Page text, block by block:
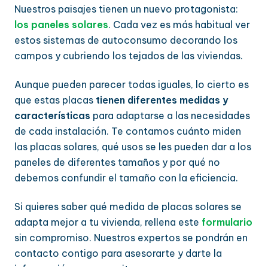
Nuestros paisajes tienen un nuevo protagonista:
los paneles solares. Cada vez es más habitual ver
estos sistemas de autoconsumo decorando los
campos y cubriendo los tejados de las viviendas.
Aunque pueden parecer todas iguales, lo cierto es
que estas placas tienen diferentes medidas y
características para adaptarse a las necesidades
de cada instalación. Te contamos cuánto miden
las placas solares, qué usos se les pueden dar a los
paneles de diferentes tamaños y por qué no
debemos confundir el tamaño con la eficiencia.
Si quieres saber qué medida de placas solares se
adapta mejor a tu vivienda, rellena este formulario
sin compromiso. Nuestros expertos se pondrán en
contacto contigo para asesorarte y darte la